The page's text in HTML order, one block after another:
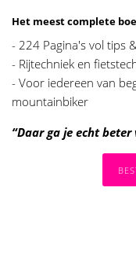
Het meest complete
- 224 Pagina's vol tips
- Rijtechniek en
- Voor iedereen van
mountainbiker
“Daar ga je echt